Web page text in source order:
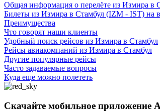
Общая информация о перелёте из Измира в
Билеты из Измира в Стамбул (IZM - IST) на
Преимущества
Что говорят наши клиенты
Удобный поиск рейсов из Измира в Стамбул
Рейсы авиакомпаний из Измира в Стамбул
Другие популярные рейсы
Часто задаваемые вопросы
Куда еще можно полететь
Скачайте мобильное приложение